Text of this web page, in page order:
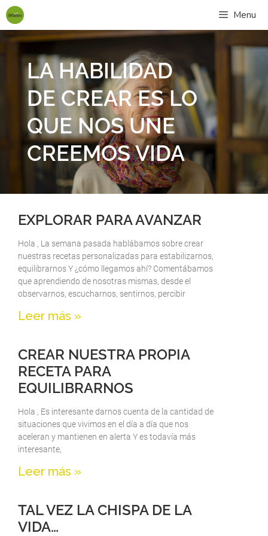
Menu
LA HABILIDAD
DE CREAR ES LO
QUE NOS UNE
CREEMOS VIDA
EXPLORAR PARA AVANZAR
Hola , La semana pasada hablábamos sobre crear
nuestras recetas personalizadas para estabilizarnos,
equilibrarnos Y ¿cómo llegamos ahí? Comentábamos
que aprendiendo de nosotras mismas, desde el
observarnos, escucharnos, sentirnos, percibir
Leer más »
CREAR NUESTRA PROPIA
RECETA PARA
EQUILIBRARNOS
Hola , Es interesante darnos cuenta de la cantidad de
situaciones que vivimos en el día a día que nos
aceleran y mantienen en alerta Y es todavía más
interesante,
Leer más »
TAL VEZ LA CHISPA DE LA
VIDA…